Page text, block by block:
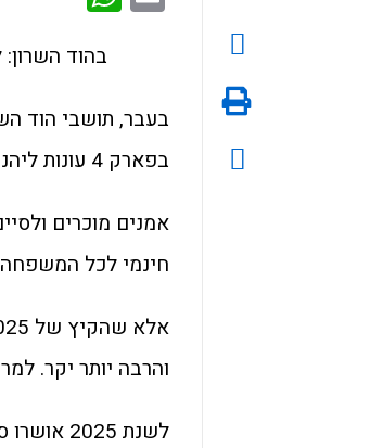
בהוד
בעבר, תושבי הוד
בפארק 4 עונות ליהנות מהופעות חיות של
אמנים מוכרים
חינמי לכל
והרבה יותר יקר.
לשנת